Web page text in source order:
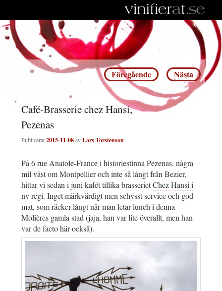
Inläggsnavigering
Föregående Nästa
Café-Brasserie chez Hansi,
Pezenas
Publicerat2015-11-08avLars Torstenson
På 6 rue Anatole-France i historiestinna Pezenas, några
mil väst om Montpellier och inte så långt från Bezier,
hittar vi sedan i juni kafét tillika brasserietChez Hansi i
ny regi. Inget märkvärdigt men schysst service och god
mat, som räcker långt när man letar lunch i denna
Molières gamla stad (jaja, han var lite överallt, men han
var de facto här också).